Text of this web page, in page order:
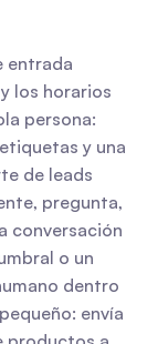
entrada
los horarios
persona:
y una
de leads
pregunta,
conversación
o un
dentro
envía